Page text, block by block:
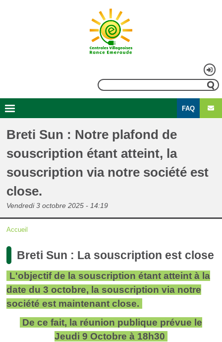
Rechercher
compte
de
l'utilisateur
Navigation
principale
menu
FAQ
Breti Sun : Notre plafond de
souscription étant atteint, la
souscription via notre société est
close.
Vendredi 3 octobre 2025 - 14:19
d'Ariane
Accueil
Breti Sun : La souscription est close
L'objectif de la souscription étant atteint à la
date du 3 octobre, la souscription via notre
société est maintenant close.
De ce fait, la réunion publique prévue le
Jeudi 9 Octobre à 18h30